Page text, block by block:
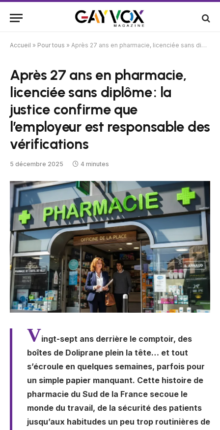
Accueil » Pour tous » Après 27 ans en pharmacie, licenciée sans diplôme : la justice confirme que l’employeur est responsable des vérifications
Après 27 ans en pharmacie,
licenciée sans diplôme : la
justice confirme que
l’employeur est responsable des
vérifications
5 décembre 2025 4 minutes
Vingt-sept ans derrière le comptoir, des
boîtes de Doliprane plein la tête… et tout
s’écroule en quelques semaines, parfois pour
un simple papier manquant. Cette histoire de
pharmacie du Sud de la France secoue le
monde du travail, de la sécurité des patients
jusqu’aux habitudes un peu trop routinières de